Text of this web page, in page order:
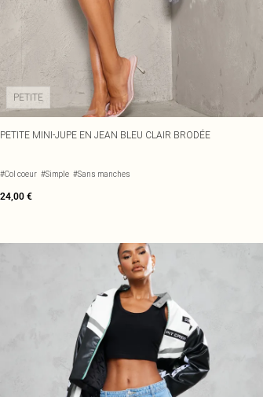
PETITE
PETITE MINI-JUPE EN JEAN BLEU CLAIR BRODÉE
#Col coeur #Simple #Sans manches
24,00 €